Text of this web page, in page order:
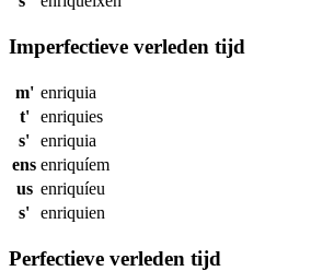
Imperfectieve verleden tijd
m' enriquia
t'
enriquies
s' enriquia
ens enriquíem
us enriquíeu
s' enriquien
Perfectieve verleden tijd